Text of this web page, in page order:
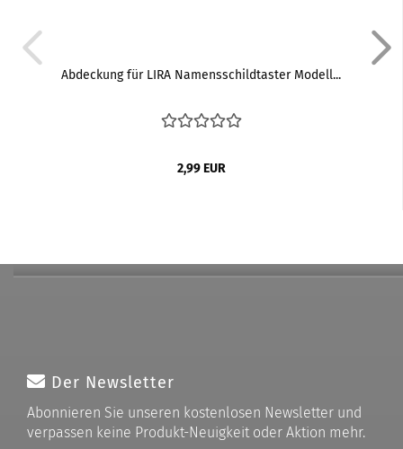
Abdeckung für LIRA Namensschildtaster Modell...
2,99 EUR
Der Newsletter
Abonnieren Sie unseren kostenlosen Newsletter und
verpassen keine Produkt-Neuigkeit oder Aktion mehr.